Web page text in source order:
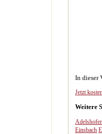
In dieser
Jetzt
Weitere
Einsbach